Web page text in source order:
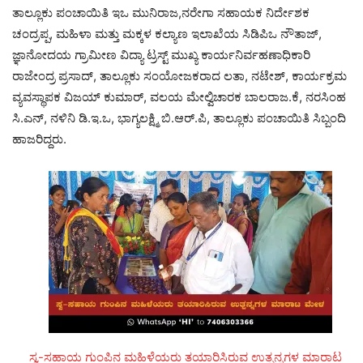
ತಾಲ್ಲೂಕು ಪಂಚಾಯಿತಿ ಇಒ ಮುನಿರಾಜ,ನರೇಗಾ ಸಹಾಯಕ ನಿರ್ದೇಶಕ
ಚಂದ್ರಪ್ಪ, ಮಹಿಳಾ ಮತ್ತು ಮಕ್ಕಳ ಕಲ್ಯಾಣ ಇಲಾಖೆಯ ಸಿಡಿಪಿಒ ನೌತಾಜ್,
ಜ್ಞಾನೋದಯ ಗ್ರಾಮೀಣ ವಿದ್ಯಾ ಟ್ರಸ್ಟ್ ಮುಖ್ಯ ಕಾರ್ಯನಿರ್ವಹಣಾಧಿಕಾರಿ
ರಾಜೇಂದ್ರ ಪ್ರಸಾದ್, ತಾಲ್ಲೂಕು ಸಂಯೋಜಕರಾದ ಲತಾ, ನಟೇಶ್, ಕಾರ್ಯಕ್ರಮ
ವ್ಯವಸ್ಥಾಪಕ ವಿಜಯ್ ಕುಮಾರ್, ವಲಯ ಮೇಲ್ವಿಚಾರಕ ಬಾಲರಾಜ.ಕೆ, ನರಸಿಂಹ
ಸಿ.ಎನ್, ನಳಿನಿ ಡಿ.ಇ.ಒ, ಭಾಗ್ಯಲಕ್ಷ್ಮಿ ಬಿ.ಆರ್.ಪಿ, ತಾಲ್ಲೂಕು ಪಂಚಾಯಿತಿ ಸಿಬ್ಬಂದಿ
ಹಾಜರಿದ್ದರು.
ಸ್ವ-ಸಹಾಯ ಗುಂಪಿನ ಮಹಿಳೆಯರು ತಯಾರಿಸಿರುವ ಉತ್ಪನ್ನಗಳ ಮಾರಾಟ